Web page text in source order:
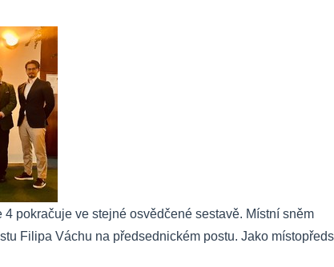
pokračuje ve stejné osvědčené sestavě. Místní sněm
Filipa Váchu na předsednickém postu. Jako